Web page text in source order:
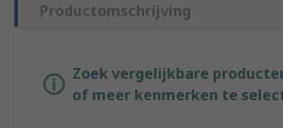
Productomschrijving
Zoek vergelijkbare
of meer kenmerken te